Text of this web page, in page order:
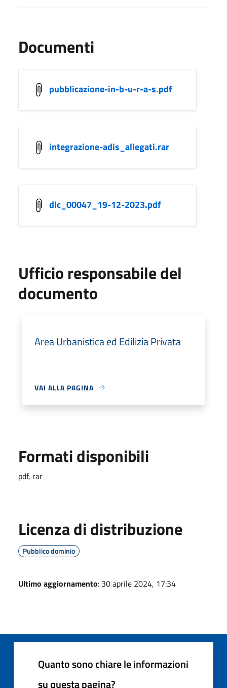
Documenti
pubblicazione-in-b-u-r-a-s.pdf
integrazione-adis_allegati.rar
dlc_00047_19-12-2023.pdf
Ufficio responsabile del
documento
Area Urbanistica ed Edilizia Privata
VAI ALLA PAGINA
Formati disponibili
pdf, rar
Licenza di distribuzione
Pubblico dominio
Ultimo aggiornamento: 30 aprile 2024, 17:34
Quanto sono chiare le informazioni
su questa pagina?